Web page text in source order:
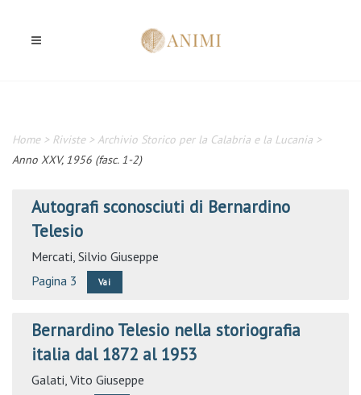
Home> Riviste> Archivio Storico per la Calabria e la Lucania >
Anno XXV, 1956 (fasc. 1-2)
Autografi sconosciuti di Bernardino
Telesio
Mercati, Silvio Giuseppe
Pagina 3
Vai
Bernardino Telesio nella storiografia
italia dal 1872 al 1953
Galati, Vito Giuseppe